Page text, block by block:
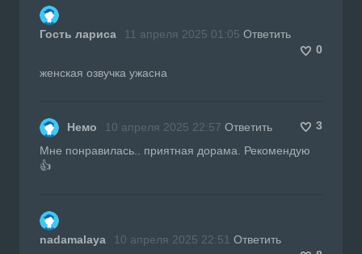
Гость лариса 11 апреля 2025 01:05 Ответить
0
женская озвучка ужасна
Немо 10 апреля 2025 22:57 Ответить
3
Мне понравилась.. приятная дорама. Рекомендую
👍
nadamalaya 10 апреля 2025 22:51 Ответить